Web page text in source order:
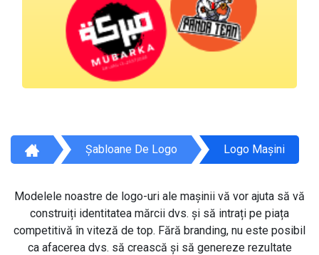
Șabloane De Logo Logo Mașini
Modelele noastre de logo-uri ale mașinii vă vor ajuta să vă
construiți identitatea mărcii dvs. și să intrați pe piața
competitivă în viteză de top. Fără branding, nu este posibil
ca afacerea dvs. să crească și să genereze rezultate